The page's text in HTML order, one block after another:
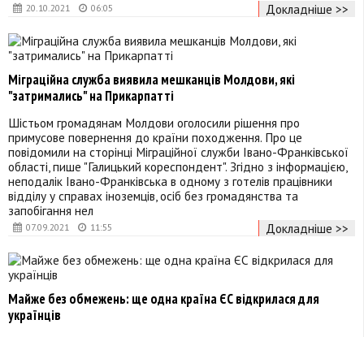
20.10.2021 06:05
Докладніше >>
07.09.2021 11:55
Міграційна служба виявила мешканців Молдови, які
"затримались" на Прикарпатті
Шістьом громадянам Молдови оголосили рішення про
примусове повернення до країни походження. Про це
повідомили на сторінці Міграційної служби Івано-Франківської
області, пише "Галицький кореспондент". Згідно з інформацією,
неподалік Івано-Франківська в одному з готелів працівники
відділу у справах іноземців, осіб без громадянства та
запобігання нел
Докладніше >>
Майже без обмежень: ще одна країна ЄС відкрилася для
українців